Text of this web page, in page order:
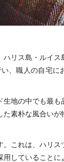
リス島・ルイス
、職人の自宅に
地の中でも最も
素朴な風合いが
これは、ハリス
していることに